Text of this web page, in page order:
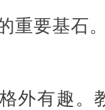
重要基石
外有趣。